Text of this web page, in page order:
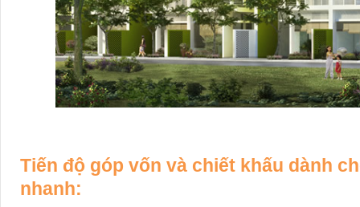
Tiến độ góp vốn và chiết khấu dành
nhanh: